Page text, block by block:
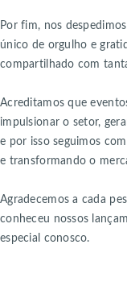
Por fim, nos
único de orgulho e
compartilhado com
Acreditamos que
impulsionar o setor,
e por isso seguimos
e transformando o
Agradecemos a cada
conheceu nossos
especial conosco.